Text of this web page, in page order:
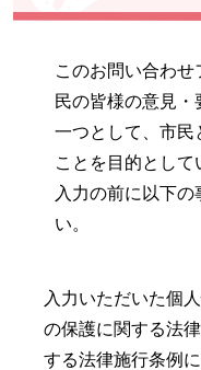
このお問い合わ
民の皆様の意見
一つとして、市民
ことを目的として
入力の前に以下
い。
入力いただいた個
の保護に関する法
する法律施行条例